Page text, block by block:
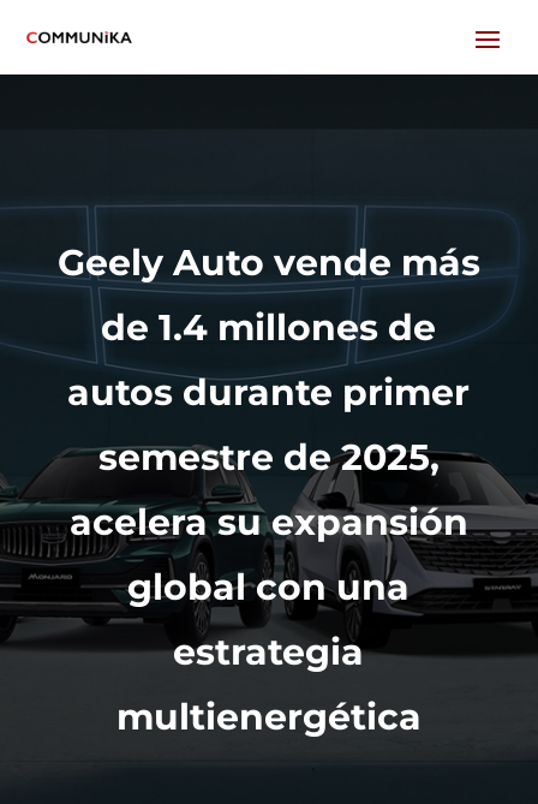
Geely Auto vende más
de 1.4 millones de
autos durante primer
semestre de 2025,
acelera su expansión
global con una
estrategia
multienergética